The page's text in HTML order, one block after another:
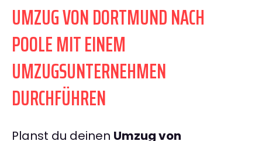
UMZUG VON DORTMUND NACH
POOLE MIT EINEM
UMZUGSUNTERNEHMEN
DURCHFÜHREN
Planst du deinen Umzug von